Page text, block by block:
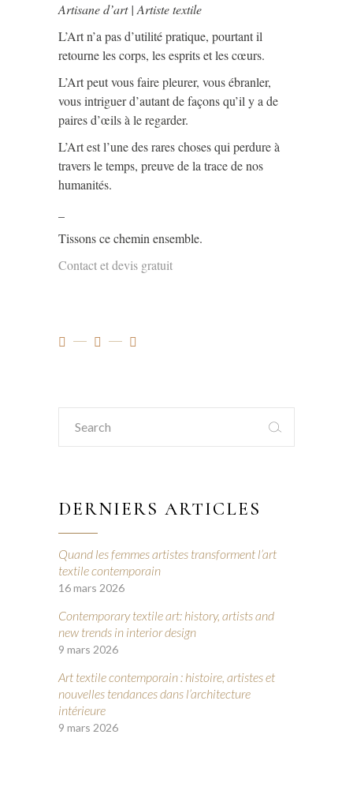
Artisane d’art | Artiste textile
L’Art n’a pas d’utilité pratique, pourtant il
retourne les corps, les esprits et les cœurs.
L’Art peut vous faire pleurer, vous ébranler,
vous intriguer d’autant de façons qu’il y a de
paires d’œils à le regarder.
L’Art est l’une des rares choses qui perdure à
travers le temps, preuve de la trace de nos
humanités.
Tissons ce chemin ensemble.
Contact et devis gratuit
Search
for:
DERNIERS ARTICLES
Quand les femmes artistes transforment l’art
textile contemporain
16 mars 2026
Contemporary textile art: history, artists and
new trends in interior design
9 mars 2026
Art textile contemporain : histoire, artistes et
nouvelles tendances dans l’architecture
intérieure
9 mars 2026